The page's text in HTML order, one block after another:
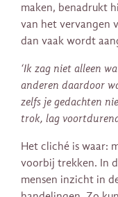
maken, benadrukt
van het vervangen
dan vaak wordt
‘Ik zag niet alleen
anderen daardoor
zelfs je gedachten
trok, lag
Het cliché is waar:
voorbij trekken. In
mensen inzicht in